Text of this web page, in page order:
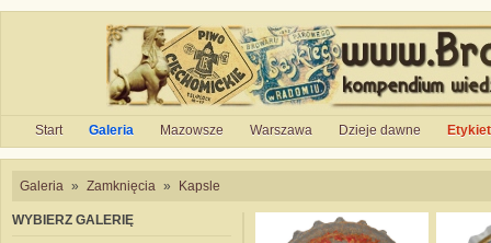
Start Galeria Mazowsze Warszawa Dzieje dawne
Galeria » Zamknięcia » Kapsle
WYBIERZ GALERIĘ